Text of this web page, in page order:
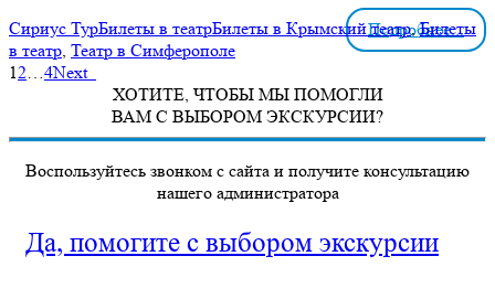
Сириус ТурБилеты в театрБилеты в Крымский театр,Билеты
в театр Театр в Симферополе
Подробнее...
12 4Next
ХОТИТЕ, ЧТОБЫ МЫ ПОМОГЛИ
ВАМ С ВЫБОРОМ ЭКСКУРСИИ?
Воспользуйтесь звонком с сайта и получите консультацию
нашего администратора
Да, помогите с выбором экскурсии